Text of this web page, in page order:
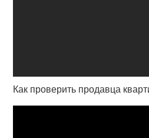
Как проверить продавца